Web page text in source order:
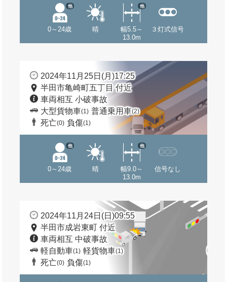
0～24歳
他
晴
幅5.5～
13.0m
他
３灯式信号
2024年11月25日(月)17:25
半田市亀崎町五丁目 付近
車両相互 小破事故
大型貨物車(1) 普通乗用車(2)
死亡(0) 負傷(1)
0～24歳
他
晴
幅9.0～
13.0m
他
信号なし
2024年11月24日(日)09:55
半田市成岩東町 付近
車両相互 中破事故
軽自動車(1) 軽貨物車(1)
死亡(0) 負傷(1)